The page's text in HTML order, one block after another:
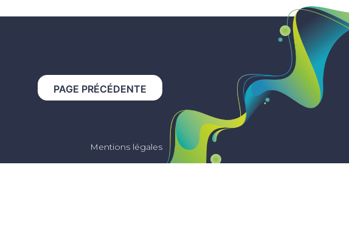
PAGE PRÉCÉDENTE
Mentions légales